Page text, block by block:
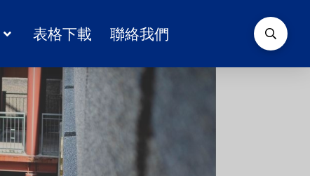
表格下載 聯絡我們